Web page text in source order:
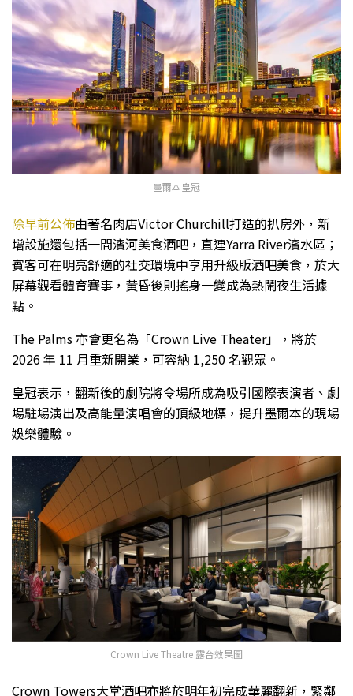
墨爾本皇冠
除早前公佈由著名肉店Victor Churchill打造的扒房外，新
增設施還包括一間濱河美食酒吧，直連Yarra River濱水區；
賓客可在明亮舒適的社交環境中享用升級版酒吧美食，於大
屏幕觀看體育賽事，黃昏後則搖身一變成為熱鬧夜生活據
點。
The Palms 亦會更名為「Crown Live Theater」，將於
2026 年 11 月重新開業，可容納 1,250 名觀眾。
皇冠表示，翻新後的劇院將令場所成為吸引國際表演者、劇
場駐場演出及高能量演唱會的頂級地標，提升墨爾本的現場
娛樂體驗。
Crown Live Theatre 露台效果圖
Crown Towers大堂酒吧亦將於明年初完成華麗翻新，緊鄰